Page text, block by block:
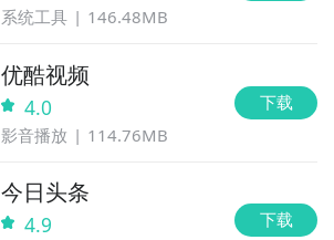
系统工具 146.48MB
优酷视频
4.0
影音播放 114.76MB
下载
今日头条
4.9 下载